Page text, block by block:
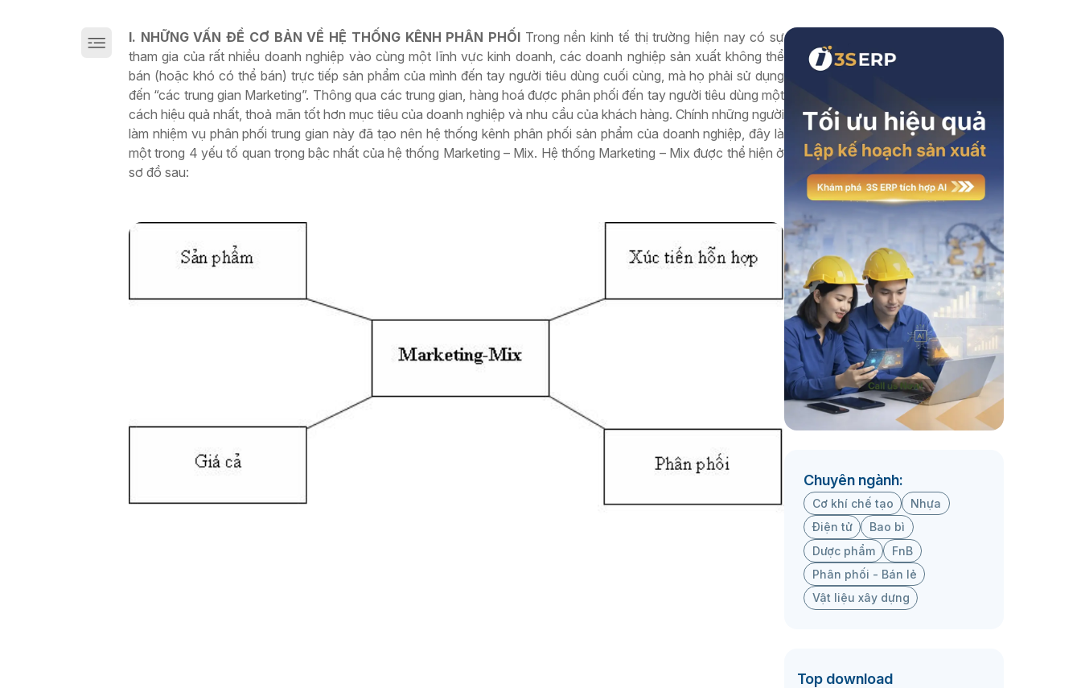
Xem thêm
I. NHỮNG VẤN ĐỀ CƠ BẢN VỀ HỆ THỐNG KÊNH PHÂN PHỐITrong nền kinh tế thị trường hiện nay có sự
tham gia của rất nhiều doanh nghiệp vào cùng một lĩnh vực kinh doanh, các doanh nghiệp sản xuất không thể
bán (hoặc khó có thể bán) trực tiếp sản phẩm của mình đến tay người tiêu dùng cuối cùng, mà họ phải sử dụng
đến “các trung gian Marketing”. Thông qua các trung gian, hàng hoá được phân phối đến tay người tiêu dùng một
cách hiệu quả nhất, thoả mãn tốt hơn mục tiêu của doanh nghiệp và nhu cầu của khách hàng. Chính những người
làm nhiệm vụ phân phối trung gian này đã tạo nên hệ thống kênh phân phối sản phẩm của doanh nghiệp, đây là
một trong 4 yếu tố quan trọng bậc nhất của hệ thống Marketing – Mix. Hệ thống Marketing – Mix được thể hiện ở
sơ đồ sau:
Chuyên ngành:
Cơ khí chế tạo
Nhựa
Điện tử
Bao bì
Dược phẩm
FnB
Phân phối - Bán lẻ
Vật liệu xây dựng
Top download